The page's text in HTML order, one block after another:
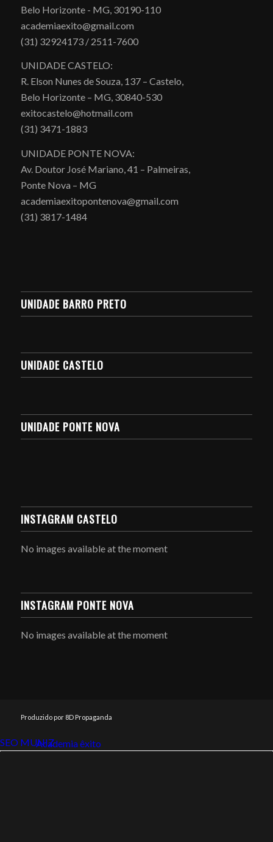
Belo Horizonte - MG, 30190-110
academiaexito@gmail.com
(31) 32924173 / 2511-7600
UNIDADE CASTELO:
R. Elson Nunes de Souza, 137 – Castelo,
Belo Horizonte – MG, 30840-530
exitocastelo@hotmail.com
(31) 3471-1883
UNIDADE PONTE NOVA:
Av. Doutor José Mariano, 41 – Palmeiras,
Ponte Nova – MG
academiaexitopontenova@gmail.com
(31) 3817-1484
UNIDADE BARRO PRETO
UNIDADE CASTELO
UNIDADE PONTE NOVA
INSTAGRAM CASTELO
No images available at the moment
INSTAGRAM PONTE NOVA
No images available at the moment
Produzido por 8D Propaganda
SEO MUNIZ
Link112Academia êxito